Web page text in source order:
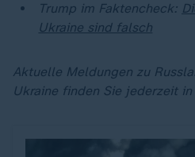
Trump im Faktencheck:
Ukraine sind falsch
Aktuelle Meldungen zu
Ukraine finden Sie jederzeit